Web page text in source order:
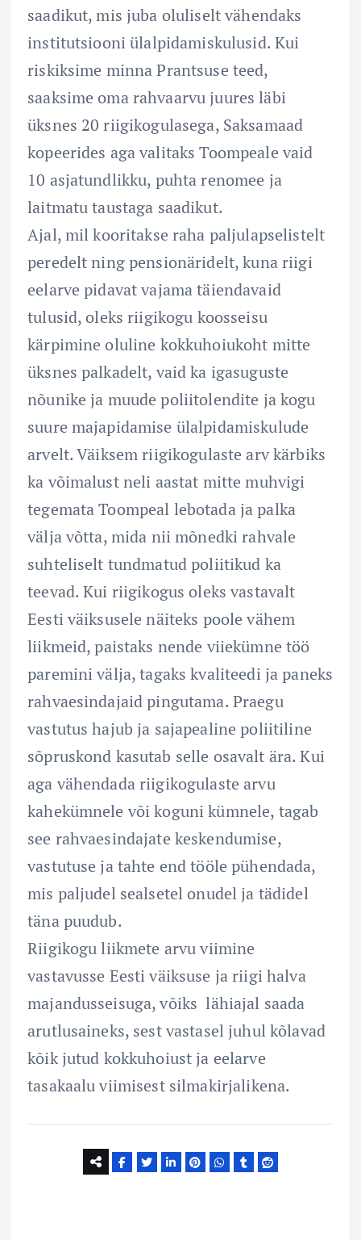
saadikut, mis juba oluliselt vähendaks
institutsiooni ülalpidamiskulusid. Kui
riskiksime minna Prantsuse teed,
saaksime oma rahvaarvu juures läbi
üksnes 20 riigikogulasega, Saksamaad
kopeerides aga valitaks Toompeale vaid
10 asjatundlikku, puhta renomee ja
laitmatu taustaga saadikut.
Ajal, mil kooritakse raha paljulapselistelt
peredelt ning pensionäridelt, kuna riigi
eelarve pidavat vajama täiendavaid
tulusid, oleks riigikogu koosseisu
kärpimine oluline kokkuhoiukoht mitte
üksnes palkadelt, vaid ka igasuguste
nõunike ja muude poliitolendite ja kogu
suure majapidamise ülalpidamiskulude
arvelt. Väiksem riigikogulaste arv kärbiks
ka võimalust neli aastat mitte muhvigi
tegemata Toompeal lebotada ja palka
välja võtta, mida nii mõnedki rahvale
suhteliselt tundmatud poliitikud ka
teevad. Kui riigikogus oleks vastavalt
Eesti väiksusele näiteks poole vähem
liikmeid, paistaks nende viiekümne töö
paremini välja, tagaks kvaliteedi ja paneks
rahvaesindajaid pingutama. Praegu
vastutus hajub ja sajapealine poliitiline
sõpruskond kasutab selle osavalt ära. Kui
aga vähendada riigikogulaste arvu
kahekümnele või koguni kümnele, tagab
see rahvaesindajate keskendumise,
vastutuse ja tahte end tööle pühendada,
mis paljudel sealsetel onudel ja tädidel
täna puudub.
Riigikogu liikmete arvu viimine
vastavusse Eesti väiksuse ja riigi halva
majandusseisuga, võiks lähiajal saada
arutlusaineks, sest vastasel juhul kõlavad
kõik jutud kokkuhoiust ja eelarve
tasakaalu viimisest silmakirjalikena.